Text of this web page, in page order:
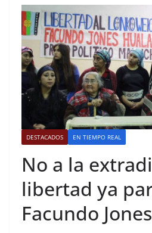
DESTACADOS EN TIEMPO REAL
No a la
libertad ya
Facundo Jones